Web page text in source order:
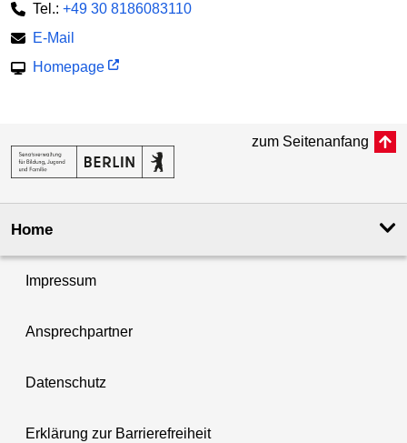
Tel.: +49 30 8186083110
E-Mail
Homepage
zum Seitenanfang
Home
Impressum
Ansprechpartner
Datenschutz
Erklärung zur Barrierefreiheit